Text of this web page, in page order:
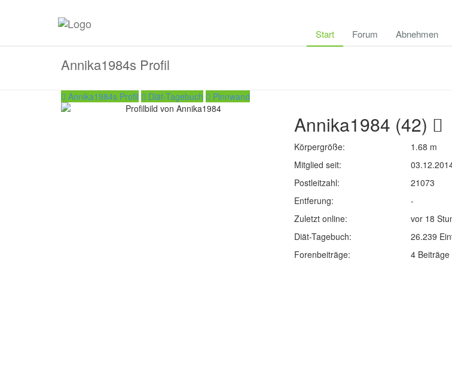
Start Forum Abnehmen
Annika1984s Profil
Annika1984s Profil Diät-Tagebuch Pinnwand
Annika1984 (42)
Körpergröße: 1.68 m
Mitglied seit:
Postleitzahl:
21073
Entferung:
-
Zuletzt online:
vor 18
Diät-Tagebuch:
26.239
Forenbeiträge:
4 Beiträge